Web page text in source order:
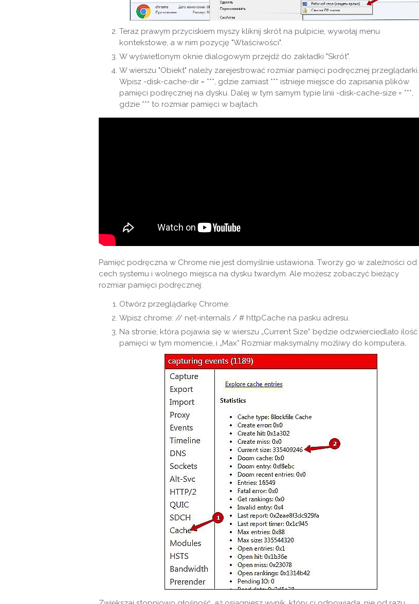
Teraz prawym przyciskiem myszy kliknij skrót na pulpicie, wywołaj menu
kontekstowe, a w nim pozycję "Właściwości".
W wyświetlonym oknie dialogowym przejdź do zakładki "Skrót".
W wierszu "Obiekt" należy zarejestrować rozmiar pamięci podręcznej przeglądarki.
Wpisz -disk-cache-dir = ***, gdzie zamiast *** istnieje miejsce do zapisania plików
pamięci podręcznej na dysku. Dalej w tym samym typie linii -disk-cache-size = ***,
gdzie *** to rozmiar pamięci w bajtach.
Pamięć podręczna w Chrome nie jest domyślnie ustawiona. Tworzy go w zależności od
cech systemu i wolnego miejsca na dysku twardym. Ale możesz zobaczyć bieżący
rozmiar pamięci podręcznej:
Otwórz przeglądarkę Chrome.
Wpisz chrome: // net-internals / # httpCache na pasku adresu.
Na stronie, która pojawia się w wierszu „Current Size” będzie odzwierciedlało ilość
pamięci w tym momencie, i „Max” Rozmiar maksymalny możliwy do komputera.